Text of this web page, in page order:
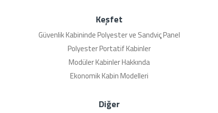
Keşfet
Güvenlik Kabininde Polyester ve Sandviç Panel
Polyester Portatif Kabinler
Modüler Kabinler Hakkında
Ekonomik Kabin Modelleri
Diğer